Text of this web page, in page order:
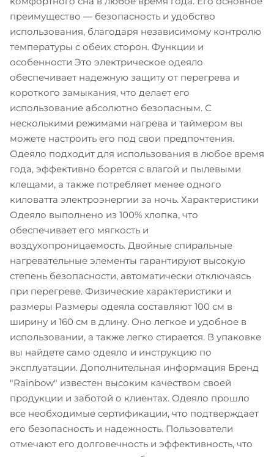
преимущество — безопасность и удобство
использования, благодаря независимому контролю
температуры с обеих сторон. Функции и
особенности Это электрическое одеяло
обеспечивает надежную защиту от перегрева и
короткого замыкания, что делает его
использование абсолютно безопасным. С
несколькими режимами нагрева и таймером вы
можете настроить его под свои предпочтения.
Одеяло подходит для использования в любое время
года, эффективно борется с влагой и пылевыми
клещами, а также потребляет менее одного
киловатта электроэнергии за ночь. Характеристики
Одеяло выполнено из 100% хлопка, что
обеспечивает его мягкость и
воздухопроницаемость. Двойные спиральные
нагревательные элементы гарантируют высокую
степень безопасности, автоматически отключаясь
при перегреве. Физические характеристики и
размеры Размеры одеяла составляют 100 см в
ширину и 160 см в длину. Оно легкое и удобное в
использовании, а также легко стирается. В упаковке
вы найдете само одеяло и инструкцию по
эксплуатации. Дополнительная информация Бренд
"Rainbow" известен высоким качеством своей
продукции и заботой о клиентах. Одеяло прошло
все необходимые сертификации, что подтверждает
его безопасность и надежность. Пользователи
отмечают его долговечность и эффективность, что